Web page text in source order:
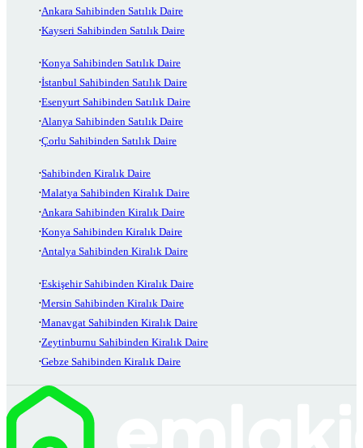
Ankara Sahibinden Satılık Daire
Kayseri Sahibinden Satılık Daire
Konya Sahibinden Satılık Daire
İstanbul Sahibinden Satılık Daire
Esenyurt Sahibinden Satılık Daire
Alanya Sahibinden Satılık Daire
Çorlu Sahibinden Satılık Daire
Sahibinden Kiralık Daire
Malatya Sahibinden Kiralık Daire
Ankara Sahibinden Kiralık Daire
Konya Sahibinden Kiralık Daire
Antalya Sahibinden Kiralık Daire
Eskişehir Sahibinden Kiralık Daire
Mersin Sahibinden Kiralık Daire
Manavgat Sahibinden Kiralık Daire
Zeytinburnu Sahibinden Kiralık Daire
Gebze Sahibinden Kiralık Daire